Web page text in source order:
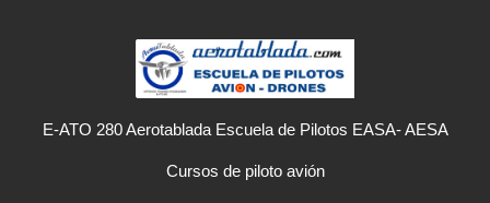
E-ATO 280 Aerotablada Escuela de Pilotos EASA- AESA
Cursos de piloto avión